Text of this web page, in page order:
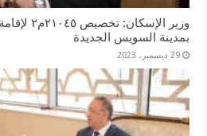
بمدينة السويس الجديدة
29 ديسمبر، 2023